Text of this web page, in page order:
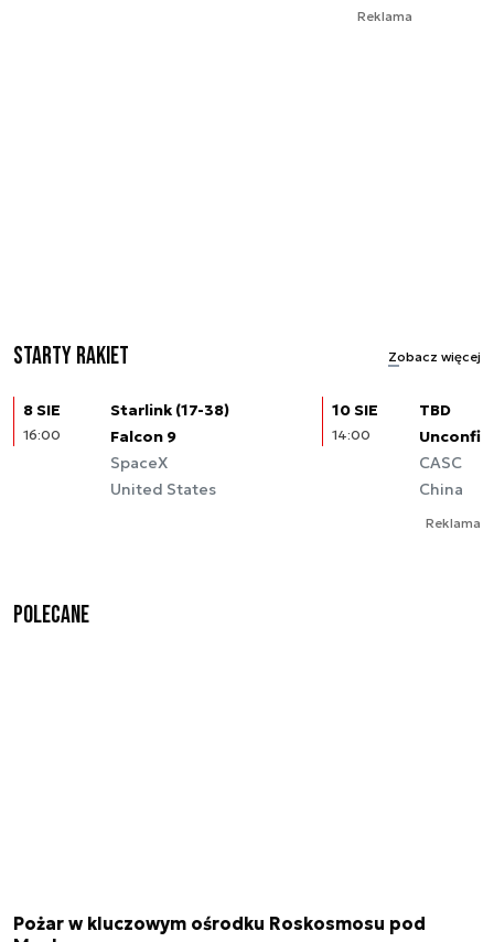
Reklama
Starty rakiet Zobacz więcej
8 SIE
16:00
Starlink (17-38)
Falcon 9
SpaceX
United States
10 SIE
14:00
TBD
CASC
China
Reklama
Polecane
Pożar w kluczowym ośrodku Roskosmosu pod